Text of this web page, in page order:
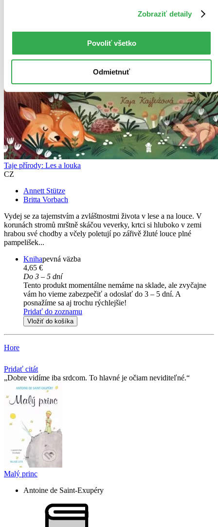
Zobraziť detaily
Povoliť všetko
Odmietnuť
Taje přírody: Les a louka
CZ
Annett Stütze
Britta Vorbach
Vydej se za tajemstvím a zvláštnostmi života v lese a na louce. V
korunách stromů mrštně skáčou veverky, krtci si hluboko v zemi
hrabou své chodby a včely poletují po zářivě žluté louce plné
pampelišek...
Knihapevná väzba
4,65 €
Do 3 – 5 dní
Tento produkt momentálne nemáme na sklade, ale zvyčajne
vám ho vieme zabezpečiť a odoslať do 3 – 5 dní. A
posnažíme sa aj trochu rýchlejšie!
Pridať do zoznamu
Vložiť do košíka
Hore
Pridať citát
Dobre vidíme iba srdcom. To hlavné je očiam neviditeľné.
Malý princ
Antoine de Saint-Exupéry